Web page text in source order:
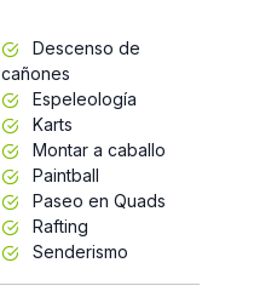
Descenso de
cañones
Espeleología
Karts
Montar a caballo
Paintball
Paseo en Quads
Rafting
Senderismo